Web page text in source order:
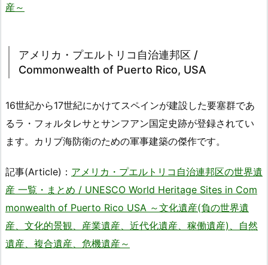
産～
アメリカ・プエルトリコ自治連邦区 /
Commonwealth of Puerto Rico, USA
16世紀から17世紀にかけてスペインが建設した要塞群であ
るラ・フォルタレサとサンフアン国定史跡が登録されてい
ます。カリブ海防衛のための軍事建築の傑作です。
記事(Article)： アメリカ・プエルトリコ自治連邦区の世界遺
産 一覧・まとめ / UNESCO World Heritage Sites in Com
monwealth of Puerto Rico USA ～文化遺産(負の世界遺
産、文化的景観、産業遺産、近代化遺産、稼働遺産)、自然
遺産、複合遺産、危機遺産～